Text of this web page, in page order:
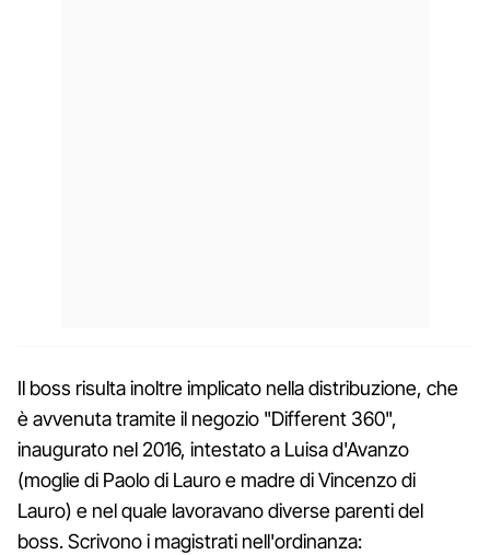
Il boss risulta inoltre implicato nella distribuzione, che
è avvenuta tramite il negozio "Different 360",
inaugurato nel 2016, intestato a Luisa d'Avanzo
(moglie di Paolo di Lauro e madre di Vincenzo di
Lauro) e nel quale lavoravano diverse parenti del
boss. Scrivono i magistrati nell'ordinanza: